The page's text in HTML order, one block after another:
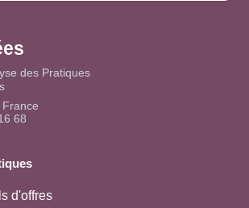
des Pratiques
68
d'offres